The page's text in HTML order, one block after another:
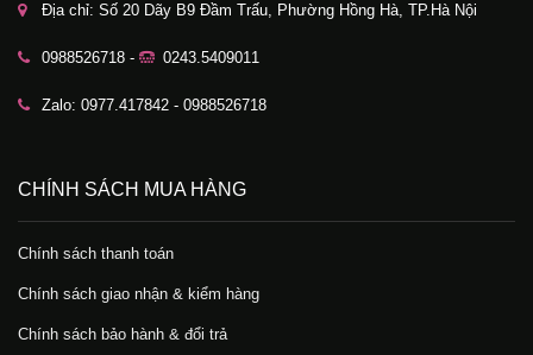
Địa chỉ: Số 20 Dãy B9 Đầm Trấu, Phường Hồng Hà, TP.Hà Nội
0988526718 - 0243.5409011
Zalo: 0977.417842 - 0988526718
CHÍNH SÁCH MUA HÀNG
Chính sách thanh toán
Chính sách giao nhận & kiểm hàng
Chính sách bảo hành & đổi trả